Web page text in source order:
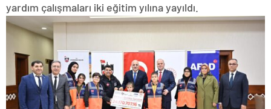
yardım çalışmaları iki eğitim yılına yayıldı.